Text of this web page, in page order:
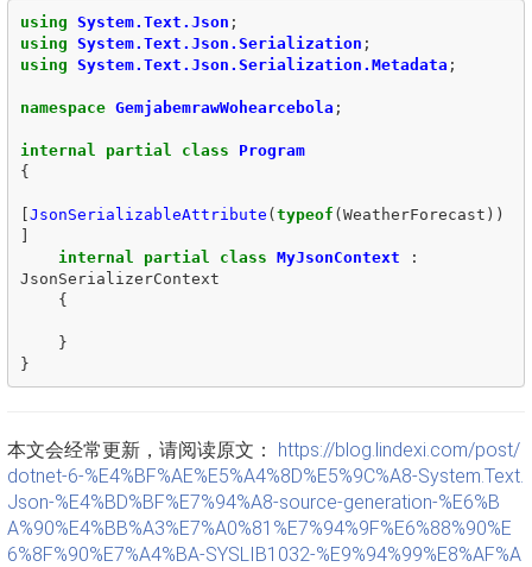
using System.Text.Json ;
using System.Text.Json.Serialization ;
using System.Text.Json.Serialization.Metadata ;
namespace GemjabemrawWohearcebola ;
internal partial class
Program
{
[JsonSerializableAttribute (typeof (WeatherForecast ))
]
internal
partial class MyJsonContext
:
JsonSerializerContext
{
}
}
本文会经常更新，请阅读原文： https://blog.lindexi.com/post/
dotnet-6-%E4%BF%AE%E5%A4%8D%E5%9C%A8-System.Text.
Json-%E4%BD%BF%E7%94%A8-source-generation-%E6%B
A%90%E4%BB%A3%E7%A0%81%E7%94%9F%E6%88%90%E
6%8F%90%E7%A4%BA-SYSLIB1032-%E9%94%99%E8%AF%A